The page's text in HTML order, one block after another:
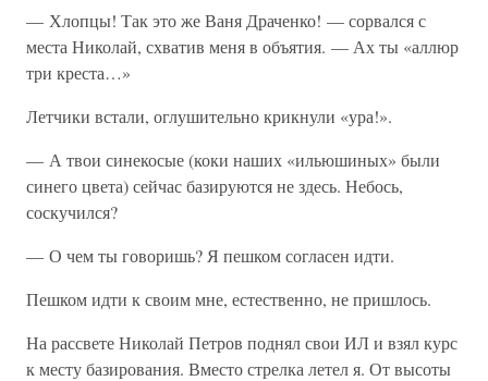
— Хлопцы! Так это же Ваня Драченко! — сорвался с
места Николай, схватив меня в объятия. — Ах ты «аллюр
три креста…»
Летчики встали, оглушительно крикнули «ура!».
— А твои синекосые (коки наших «ильюшиных» были
синего цвета) сейчас базируются не здесь. Небось,
соскучился?
— О чем ты говоришь? Я пешком согласен идти.
Пешком идти к своим мне, естественно, не пришлось.
На рассвете Николай Петров поднял свои ИЛ и взял курс
к месту базирования. Вместо стрелка летел я. От высоты